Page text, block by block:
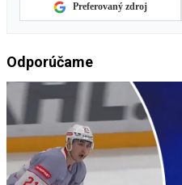
Preferovaný zdroj
Odporúčame